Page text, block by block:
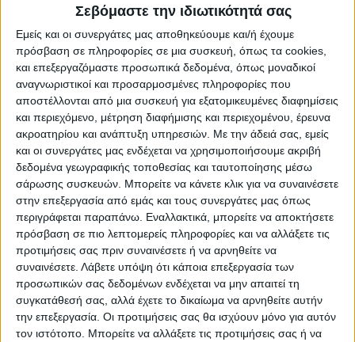
Σεβόμαστε την ιδιωτικότητά σας
Εμείς και οι συνεργάτες μας αποθηκεύουμε και/ή έχουμε
πρόσβαση σε πληροφορίες σε μια συσκευή, όπως τα cookies,
και επεξεργαζόμαστε προσωπικά δεδομένα, όπως μοναδικοί
αναγνωριστικοί και προσαρμοσμένες πληροφορίες που
αποστέλλονται από μια συσκευή για εξατομικευμένες διαφημίσεις
και περιεχόμενο, μέτρηση διαφήμισης και περιεχομένου, έρευνα
ακροατηρίου και ανάπτυξη υπηρεσιών. Με την άδειά σας, εμείς
και οι συνεργάτες μας ενδέχεται να χρησιμοποιήσουμε ακριβή
δεδομένα γεωγραφικής τοποθεσίας και ταυτοποίησης μέσω
σάρωσης συσκευών. Μπορείτε να κάνετε κλικ για να συναινέσετε
στην επεξεργασία από εμάς και τους συνεργάτες μας όπως
περιγράφεται παραπάνω. Εναλλακτικά, μπορείτε να αποκτήσετε
πρόσβαση σε πιο λεπτομερείς πληροφορίες και να αλλάξετε τις
προτιμήσεις σας πριν συναινέσετε ή να αρνηθείτε να
συναινέσετε. Λάβετε υπόψη ότι κάποια επεξεργασία των
προσωπικών σας δεδομένων ενδέχεται να μην απαιτεί τη
συγκατάθεσή σας, αλλά έχετε το δικαίωμα να αρνηθείτε αυτήν
την επεξεργασία. Οι προτιμήσεις σας θα ισχύουν μόνο για αυτόν
τον ιστότοπο. Μπορείτε να αλλάξετε τις προτιμήσεις σας ή να
ΝΕΟΣ ΑΓΩΝ
https://neosagon.gr
ΠΑΡΟΜΟΙΑ ΑΡΘΡΑ